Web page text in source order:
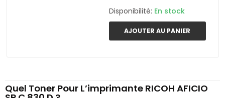
Disponibilité: En stock
AJOUTER AU PANIER
Quel Toner Pour L’imprimante RICOH AFICIO